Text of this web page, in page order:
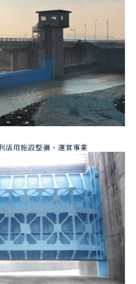
活用施設整備・運営事業